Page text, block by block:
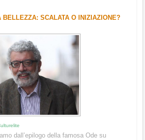
BELLEZZA: SCALATA O INIZIAZIONE?
dall’epilogo della famosa Ode su